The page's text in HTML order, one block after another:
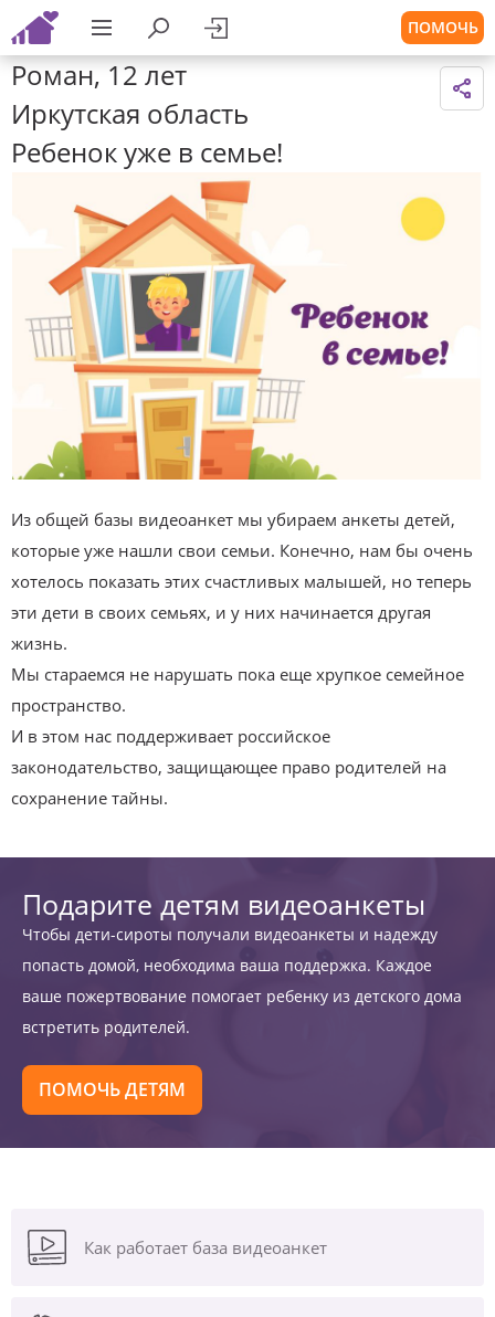
ПОМОЧЬ
Роман, 12 лет
Иркутская область
Ребенок уже в семье!
Из общей базы видеоанкет мы убираем анкеты детей,
которые уже нашли свои семьи. Конечно, нам бы очень
хотелось показать этих счастливых малышей, но теперь
эти дети в своих семьях, и у них начинается другая
жизнь.
Мы стараемся не нарушать пока еще хрупкое семейное
пространство.
И в этом нас поддерживает российское
законодательство, защищающее право родителей на
сохранение тайны.
Подарите детям видеоанкеты
Чтобы дети-сироты получали видеоанкеты и надежду
попасть домой, необходима ваша поддержка. Каждое
ваше пожертвование помогает ребенку из детского дома
встретить родителей.
ПОМОЧЬ ДЕТЯМ
Как работает база видеоанкет